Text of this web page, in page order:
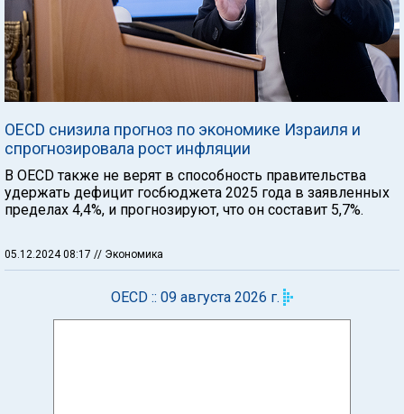
OECD снизила прогноз по экономике Израиля и
спрогнозировала рост инфляции
В OECD также не верят в способность правительства
удержать дефицит госбюджета 2025 года в заявленных
пределах 4,4%, и прогнозируют, что он составит 5,7%.
05.12.2024 08:17 // Экономика
OECD :: 09 августа 2026 г.